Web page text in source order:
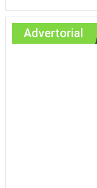
Advertorial